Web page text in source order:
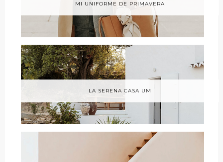
MI UNIFORME DE PRIMAVERA
LA SERENA CASA UM